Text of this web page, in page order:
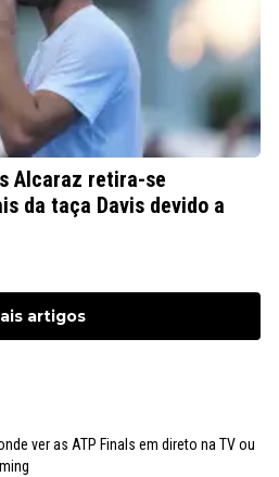
Alcaraz retira-se
da taça Davis devido a
artigos
ver as ATP Finals em direto na TV ou